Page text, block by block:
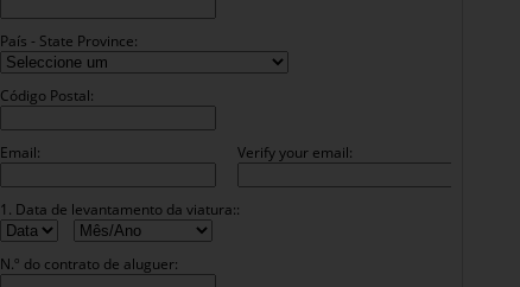
País - State Province:
Código Postal:
Email: Verify your email:
1. Data de levantamento da viatura::
N.º do contrato de aluguer: